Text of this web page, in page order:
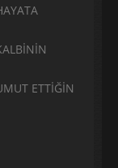
ETTİĞİN